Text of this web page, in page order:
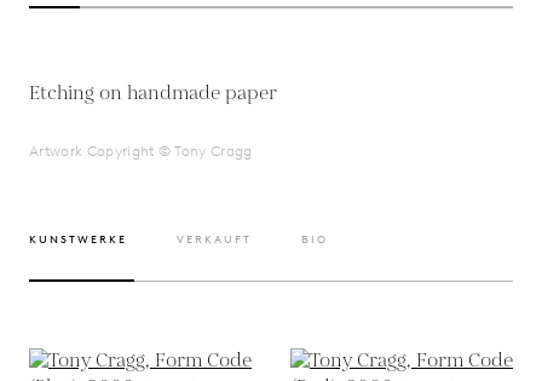
Etching on handmade paper
Artwork Copyright © Tony Cragg
KUNSTWERKE VERKAUFT BIO